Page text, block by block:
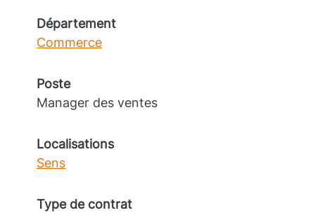
Département
Commerce
Poste
Manager des ventes
Localisations
Sens
Type de contrat